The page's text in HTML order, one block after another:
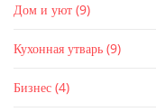
Дом и уют (9)
Кухонная утварь (9)
Бизнес (4)